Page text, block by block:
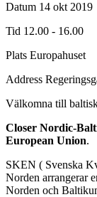
Datum 14 okt 2019
Tid 12.00 - 16.00
Plats Europahuset
Address
Välkomna till
Closer Nordic-
European Union.
SKEN ( Svenska
Norden arrangerar
Norden och